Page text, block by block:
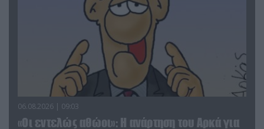
06.08.2026 | 09:03
«Οι εντελώς αθώοι»: Η ανάρτηση του Αρκά για